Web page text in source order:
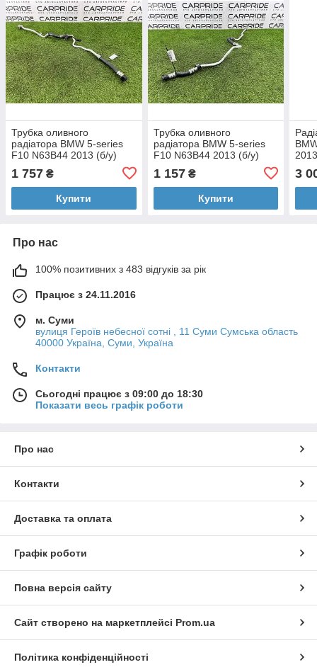
Трубка оливного
радіатора BMW 5-series
F10 N63B44 2013 (б/у)
1 757 ₴
Купити
Трубка оливного
радіатора BMW 5-series
F10 N63B44 2013 (б/у)
1 157₴
Купити
3
Про нас
100% позитивних з 483 відгуків за рік
Працює з 24.11.2016
м. Суми
вулиця Героїв небесної сотні , 11 Суми Сумська область
40000 Україна, Суми, Україна
Контакти
Сьогодні працює з 09:00 до 18:30
Показати весь графік роботи
Про нас
Контакти
Доставка та оплата
Графік роботи
Повна версія сайту
Сайт створено на маркетплейсі Prom.ua
Політика конфіденційності